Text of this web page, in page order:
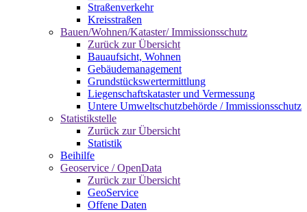
Straßenverkehr
Kreisstraßen
Bauen/Wohnen/Kataster/ Immissionsschutz
Zurück zur Übersicht
Bauaufsicht, Wohnen
Gebäudemanagement
Grundstückswertermittlung
Liegenschaftskataster und Vermessung
Untere Umweltschutzbehörde / Immissionsschutz
Statistikstelle
Zurück zur Übersicht
Statistik
Beihilfe
Geoservice / OpenData
Zurück zur Übersicht
GeoService
Offene Daten